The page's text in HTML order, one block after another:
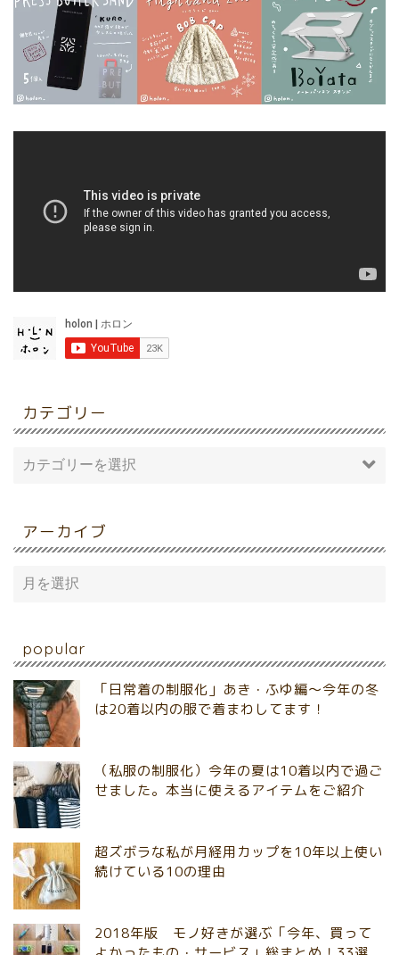
カテゴリー
アーカイブ
popular
「日常着の制服化」あき・ふゆ編～今年の冬
は20着以内の服で着まわしてます！
（私服の制服化）今年の夏は10着以内で過ご
せました。本当に使えるアイテムをご紹介
超ズボラな私が月経用カップを10年以上使い
続けている10の理由
2018年版 モノ好きが選ぶ「今年、買って